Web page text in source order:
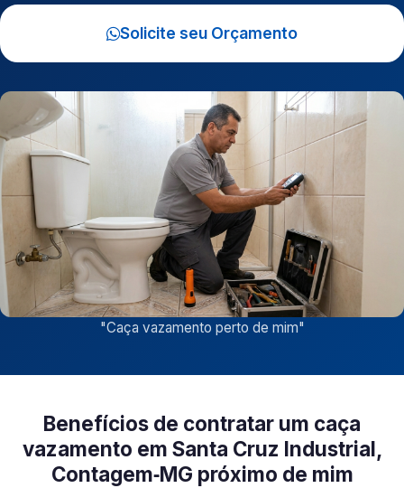
Solicite seu Orçamento
"Caça vazamento perto de mim"
Benefícios de contratar um caça
vazamento em Santa Cruz Industrial,
Contagem‑MG próximo de mim